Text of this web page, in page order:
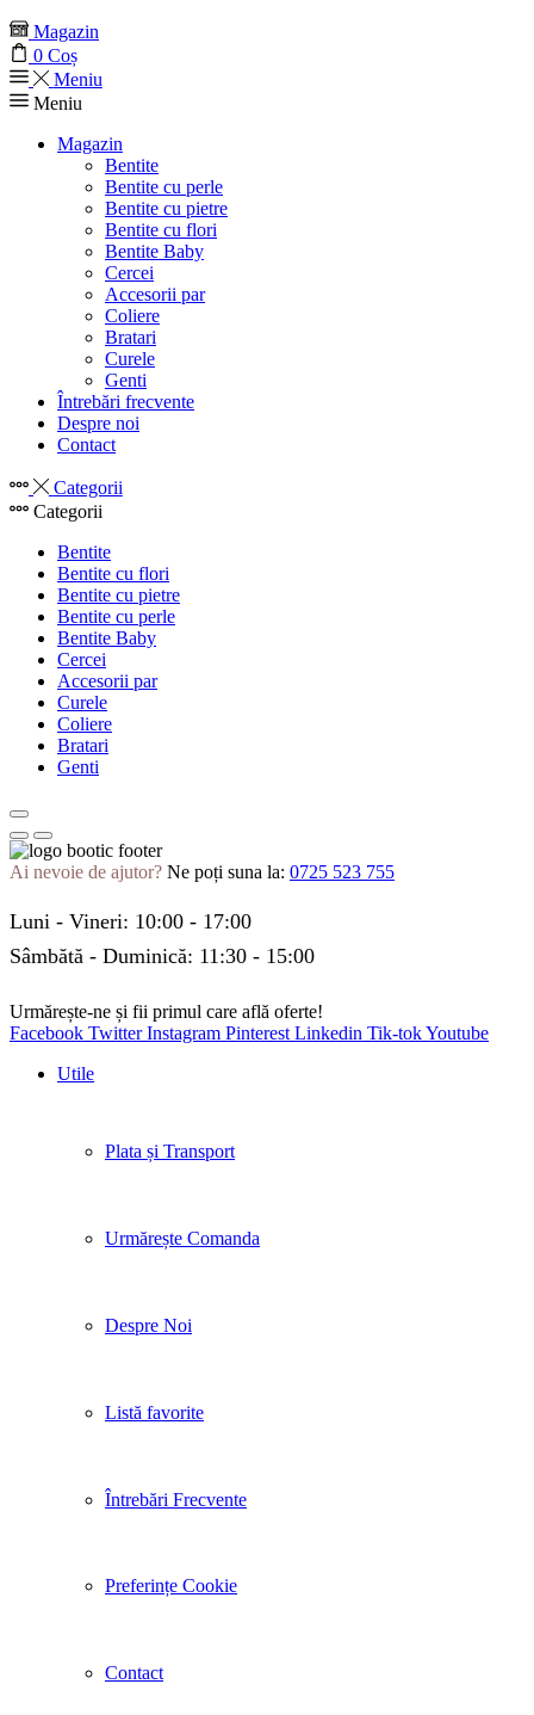
Magazin
0 Coș
Meniu
Meniu
Magazin
Bentite
Bentite cu perle
Bentite cu pietre
Bentite cu flori
Bentite Baby
Cercei
Accesorii par
Coliere
Bratari
Curele
Genti
Întrebări frecvente
Despre noi
Contact
Categorii
Categorii
Bentite
Bentite cu flori
Bentite cu pietre
Bentite cu perle
Bentite Baby
Cercei
Accesorii par
Curele
Coliere
Bratari
Genti
Ai nevoie de ajutor? Ne poți suna la: 0725 523 755
Luni - Vineri: 10:00 - 17:00
Sâmbătă - Duminică: 11:30 - 15:00
Urmărește-ne și fii primul care află oferte!
Facebook Twitter Instagram Pinterest Linkedin Tik-tokYoutube
Utile
Plata și Transport
Urmărește Comanda
Despre Noi
Listă favorite
Întrebări Frecvente
Preferințe Cookie
Contact